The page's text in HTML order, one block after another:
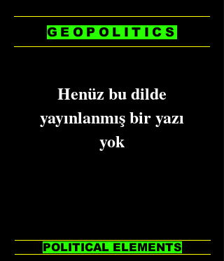
GEOPOLITICS
Henüz bu dilde
yayınlanmış bir yazı
yok
POLITICAL ELEMENTS